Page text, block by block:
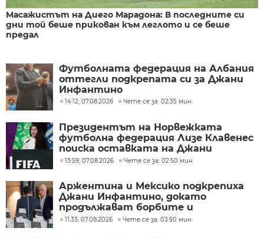
Масажистът на Диего Марадона: В последните си
дни той беше прикован към леглото и се беше
предал
Футболната федерация на Албания
оттегли подкрепата си за Джани
Инфантино
14:12, 07.08.2026 Чете се за: 02:35 мин.
Президентът на Норвежката
футболна федерация Лизе Клавенес
поиска оставката на Джани
Инфантино
13:59, 07.08.2026 Чете се за: 02:50 мин.
Аржентина и Мексико подкрепиха
Джани Инфантино, докато
продължават борбите и
разногласията във ФИФА
11:33, 07.08.2026 Чете се за: 03:50 мин.